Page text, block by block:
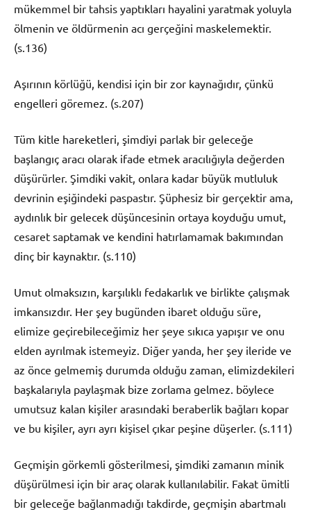
mükemmel bir tahsis yaptıkları hayalini yaratmak yoluyla
ölmenin ve öldürmenin acı gerçeğini maskelemektir.
(s.136)
Aşırının körlüğü, kendisi için bir zor kaynağıdır, çünkü
engelleri göremez. (s.207)
Tüm kitle hareketleri, şimdiyi parlak bir geleceğe
başlangıç aracı olarak ifade etmek aracılığıyla değerden
düşürürler. Şimdiki vakit, onlara kadar büyük mutluluk
devrinin eşiğindeki paspastır. Şüphesiz bir gerçektir ama,
aydınlık bir gelecek düşüncesinin ortaya koyduğu umut,
cesaret saptamak ve kendini hatırlamamak bakımından
dinç bir kaynaktır. (s.110)
Umut olmaksızın, karşılıklı fedakarlık ve birlikte çalışmak
imkansızdır. Her şey bugünden ibaret olduğu süre,
elimize geçirebileceğimiz her şeye sıkıca yapışır ve onu
elden ayrılmak istemeyiz. Diğer yanda, her şey ileride ve
az önce gelmemiş durumda olduğu zaman, elimizdekileri
başkalarıyla paylaşmak bize zorlama gelmez. böylece
umutsuz kalan kişiler arasındaki beraberlik bağları kopar
ve bu kişiler, ayrı ayrı kişisel çıkar peşine düşerler. (s.111)
Geçmişin görkemli gösterilmesi, şimdiki zamanın minik
düşürülmesi için bir araç olarak kullanılabilir. Fakat ümitli
bir geleceğe bağlanmadığı takdirde, geçmişin abartmalı